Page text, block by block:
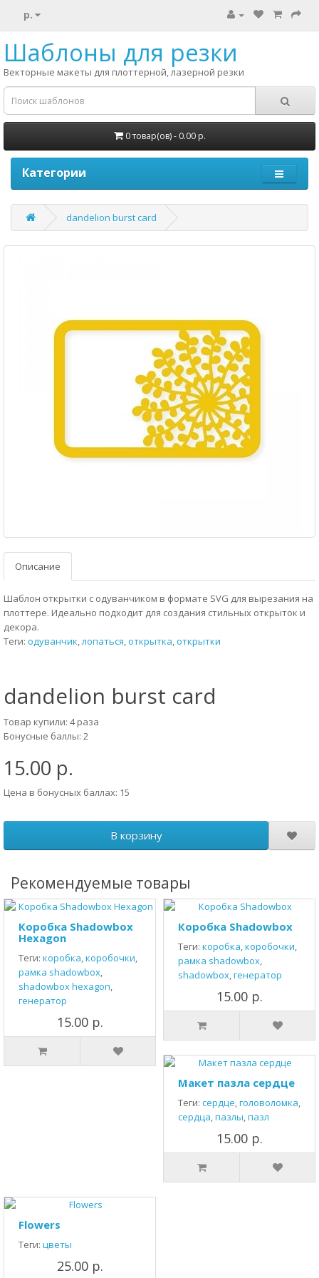
р.
Шаблоны для резки
Векторные макеты для плоттерной, лазерной резки
0 товар(ов) - 0.00 р.
Категории
dandelion burst card
Описание
Шаблон открытки с одуванчиком в формате SVG для вырезания на
плоттере. Идеально подходит для создания стильных открыток и
декора.
Теги: одуванчик,лопаться,открытка,открытки
dandelion burst card
Товар купили: 4 раза
Бонусные баллы: 2
15.00 р.
Цена в бонусных баллах: 15
В корзину
Рекомендуемые товары
Коробка Shadowbox
Hexagon
Теги: коробка,коробочки,
рамка shadowbox,
shadowbox hexagon,
генератор
15.00 р.
Коробка Shadowbox
Теги: коробка,коробочки,
рамка shadowbox,
shadowbox,генератор
15.00 р.
Макет пазла сердце
Теги: сердце,головоломка,
сердца,пазлы,пазл
15.00 р.
Flowers
Теги: цветы
25.00 р.